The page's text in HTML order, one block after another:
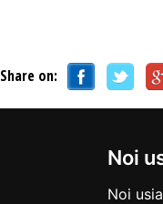
Noi
Noi
Share on: